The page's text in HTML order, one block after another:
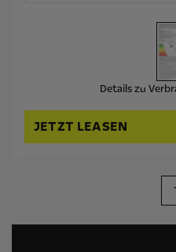
Details zu
JETZT LEASEN